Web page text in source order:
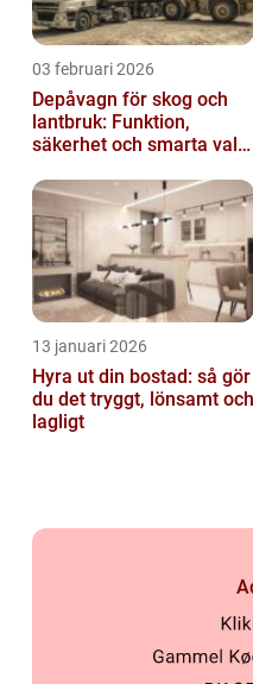
03 februari 2026
Depåvagn för skog och
lantbruk: Funktion,
säkerhet och smarta val
13 januari 2026
Hyra ut din bostad: så gör
du det tryggt, lönsamt och
lagligt